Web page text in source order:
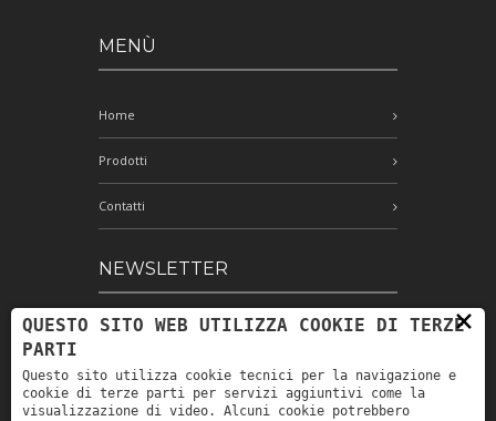
MENÙ
Home
Prodotti
Contatti
NEWSLETTER
Iscriviti alla nostra newsletter e rimani
×
QUESTO SITO WEB UTILIZZA COOKIE DI TERZE
PARTI
Questo sito utilizza cookie tecnici per la navigazione e
cookie di terze parti per servizi aggiuntivi come la
visualizzazione di video. Alcuni cookie potrebbero